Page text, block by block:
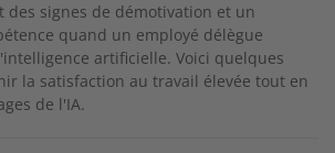
des signes de démotivation et un
quand un employé délègue
artificielle. Voici quelques
la satisfaction au travail élevée tout en
de l'IA.